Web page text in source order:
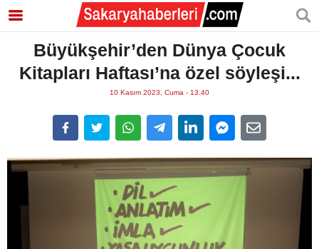
Büyükşehir’den Dünya Çocuk
Kitapları Haftası’na özel söyleşi...
10 Kasım 2023, Cuma - 13.40